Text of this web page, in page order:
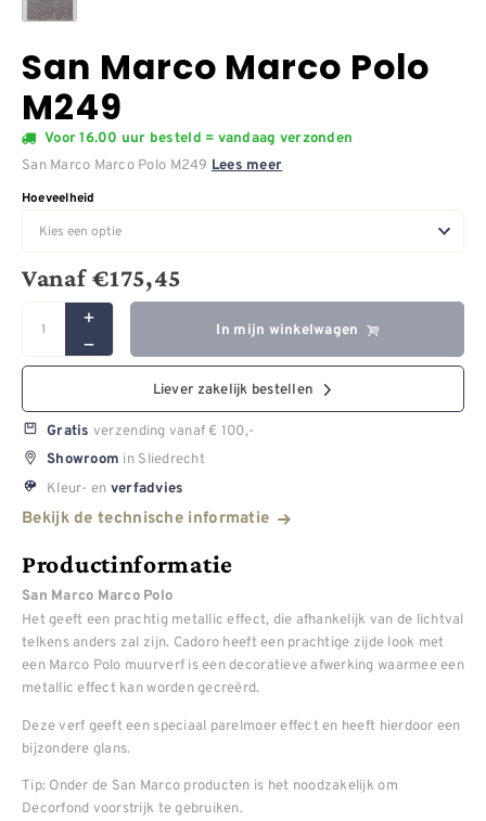
San Marco Marco Polo
M249
Voor 16.00 uur besteld = vandaag verzonden
San Marco Marco Polo M249 Lees meer
Hoeveelheid
Vanaf€175,45
In mijn winkelwagen
Liever zakelijk bestellen
Gratis verzending vanaf € 100,-
Showroom in Sliedrecht
Kleur- en verfadvies
Bekijk de technische informatie
Productinformatie
San Marco Marco Polo
Het geeft een prachtig metallic effect, die afhankelijk van de lichtval
telkens anders zal zijn. Cadoro heeft een prachtige zijde look met
een Marco Polo muurverf is een decoratieve afwerking waarmee een
metallic effect kan worden gecreërd.
Deze verf geeft een speciaal parelmoer effect en heeft hierdoor een
bijzondere glans.
Tip: Onder de San Marco producten is het noodzakelijk om
Decorfond voorstrijk te gebruiken.